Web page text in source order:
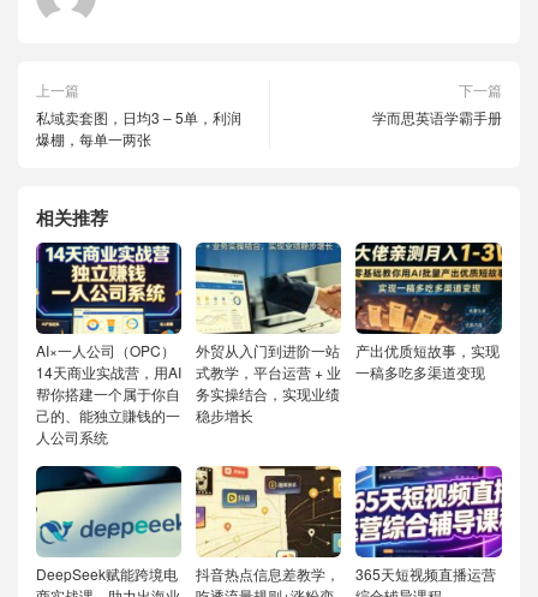
上一篇
私域卖套图，日均3 – 5单，利润
爆棚，每单一两张
下一篇
学而思英语学霸手册
相关推荐
AI×一人公司（OPC）
14天商业实战营，用AI
帮你搭建一个属于你自
己的、能独立賺钱的一
人公司系统
外贸从入门到进阶一站
式教学，平台运营 + 业
务实操结合，实现业绩
稳步增长
产出优质短故事，实现
一稿多吃多渠道变现
DeepSeek赋能跨境电
抖音热点信息差教学，
365天短视频直播运营